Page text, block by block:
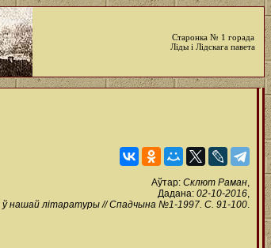
Старонка № 1 горада
Ліды і Лідскага павета
Аўтар: Склют Раман,
Дадана: 02-10-2016,
нашай літаратуры // Спадчына №1-1997. С. 91-100.